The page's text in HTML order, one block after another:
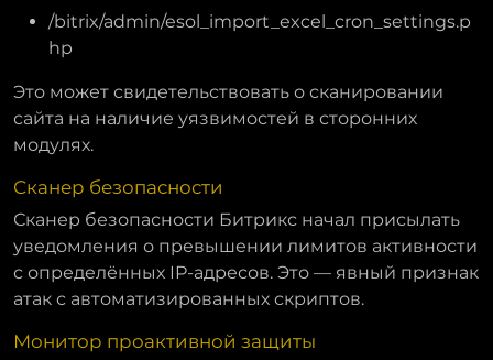
/bitrix/admin/esol_import_excel_cron_settings.p
hp
Это может свидетельствовать о сканировании
сайта на наличие уязвимостей в сторонних
модулях.
Сканер безопасности
Сканер безопасности Битрикс начал присылать
уведомления о превышении лимитов активности
с определённых IP-адресов. Это — явный признак
атак с автоматизированных скриптов.
Монитор проактивной защиты